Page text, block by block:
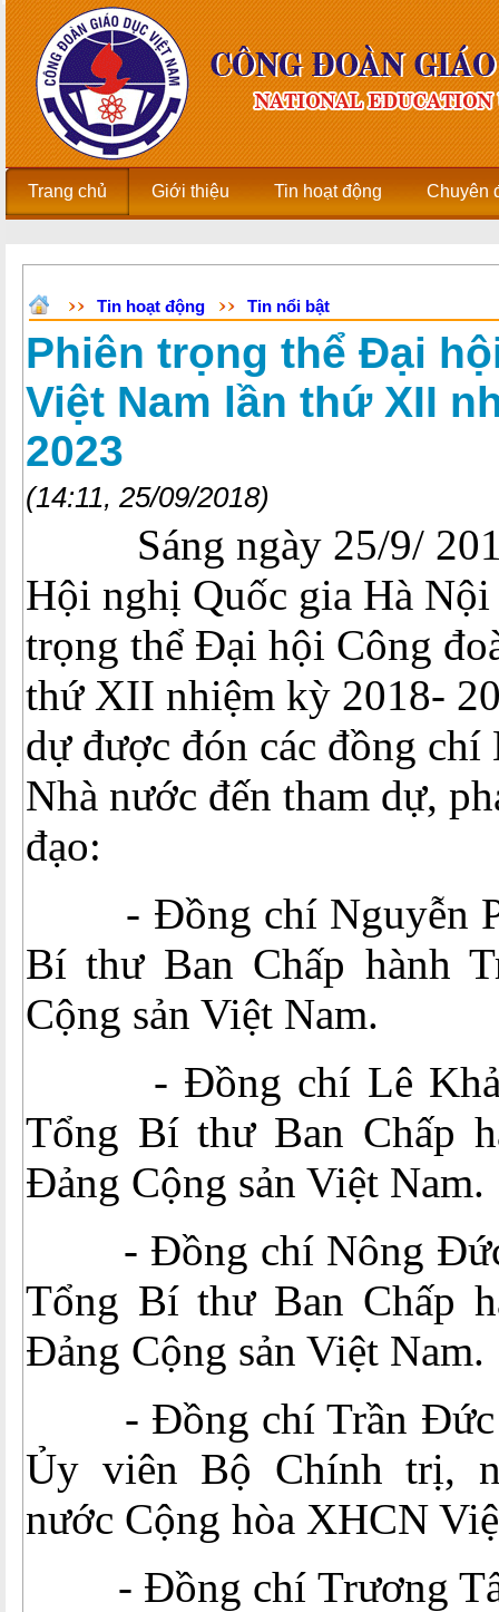
Trang chủ Giới thiệu Tin hoạt động Chuyên
Tin hoạt động Tin nổi bật
Phiên trọng thể Đại
Việt Nam lần thứ XII
2023
(14:11, 25/09/2018)
Sáng ngày 25/9/
Hội nghị Quốc gia Hà
trọng thể Đại hội Công
thứ XII nhiệm kỳ 2018-
dự được đón các đồng
Nhà nước đến tham dự,
đạo:
- Đồng chí Nguyễn
Bí thư Ban Chấp hành
Cộng sản Việt Nam.
- Đồng chí Lê Khả
Tổng Bí thư Ban Chấp
Đảng Cộng sản Việt Nam.
- Đồng chí Nông Đức
Tổng Bí thư Ban Chấp
Đảng Cộng sản Việt Nam.
- Đồng chí Trần Đức
Ủy viên Bộ Chính trị,
nước Cộng hòa XHCN
- Đồng chí Trương